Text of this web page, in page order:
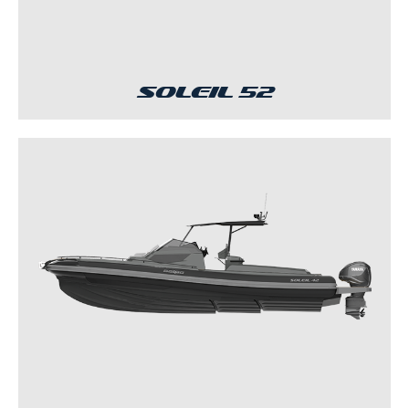
Soleil 52